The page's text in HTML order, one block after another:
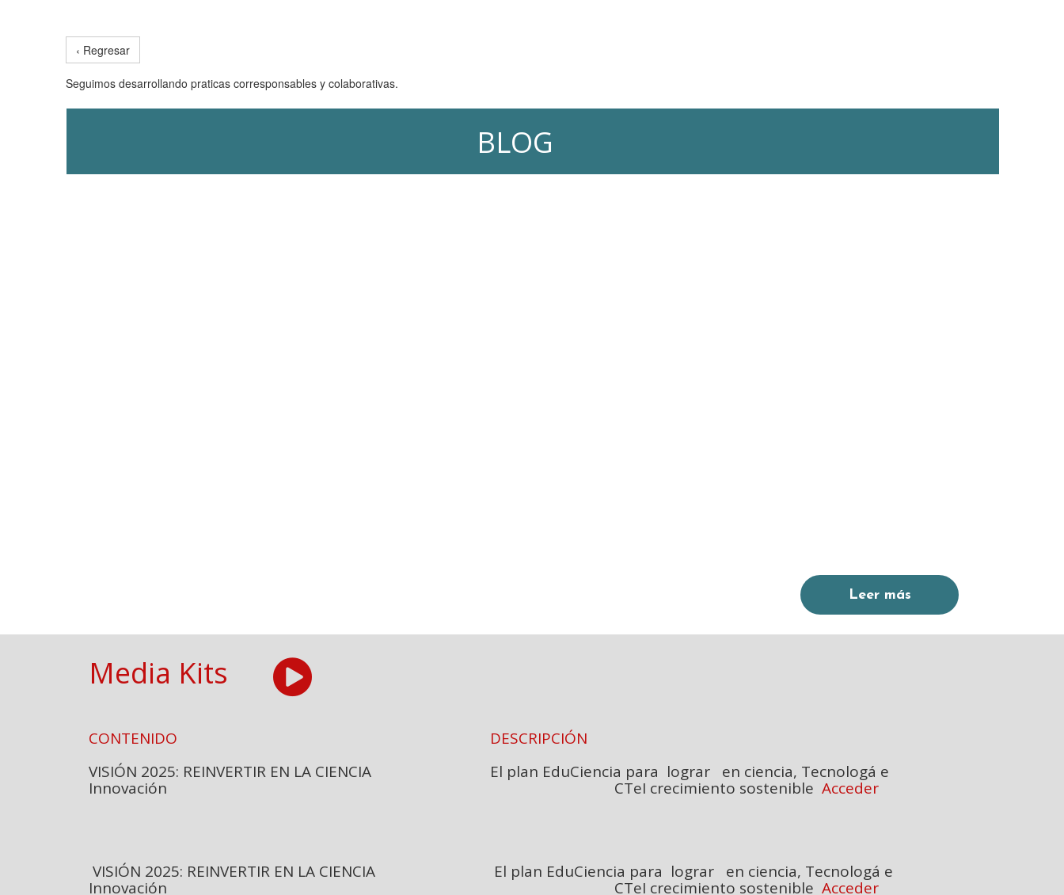
Leer más
Media Kits
CONTENIDO
DESCRIPCIÓN
VISIÓN 2025: REINVERTIR EN LA CIENCIA El plan EduCiencia para lograr en ciencia, Tecnologá e
Innovación CTeI crecimiento sostenible Acceder
VISIÓN 2025: REINVERTIR EN LA CIENCIA El plan EduCiencia para lograr en ciencia, Tecnologá e
Innovación CTeI crecimiento sostenible Acceder
‹ Regresar
Seguimos desarrollando praticas corresponsables y colaborativas.
BLOG
